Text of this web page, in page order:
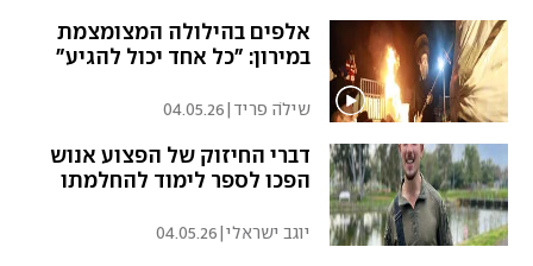
אלפים בהילולה המצומצמת
במירון: "כל אחד יכול להגיע"
שילֹה פריד 04.05.26
דברי החיזוק של הפצוע אנוש
הפכו לספר לימוד להחלמתו
יוגב ישראלי|
04.05.26